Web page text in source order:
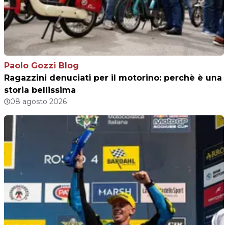
Paolo Gozzi Blog
Ragazzini denuciati per il motorino: perchè è una
storia bellissima
08 agosto 2026